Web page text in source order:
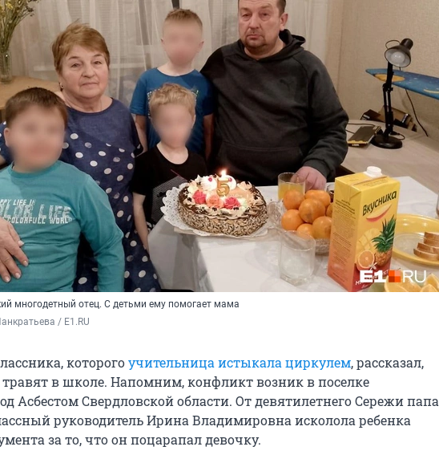
многодетный отец. С детьми ему помогает мама
/ E1.RU
которогоучительница истыкала циркулем, рассказал,
травят в школе. Напомним, конфликт возник в поселке
Асбестом Свердловской области. От девятилетнего Сережи папа
руководитель Ирина Владимировна исколола ребенка
за то, что он поцарапал девочку.